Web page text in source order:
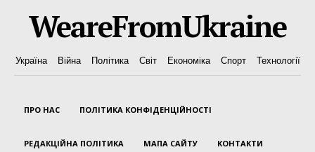
WeareFromUkraine
Україна Війна Політика Світ Економіка Спорт Технології
ПРО НАС ПОЛІТИКА КОНФІДЕНЦІЙНОСТІ
РЕДАКЦІЙНА ПОЛІТИКА МАПА САЙТУ КОНТАКТИ